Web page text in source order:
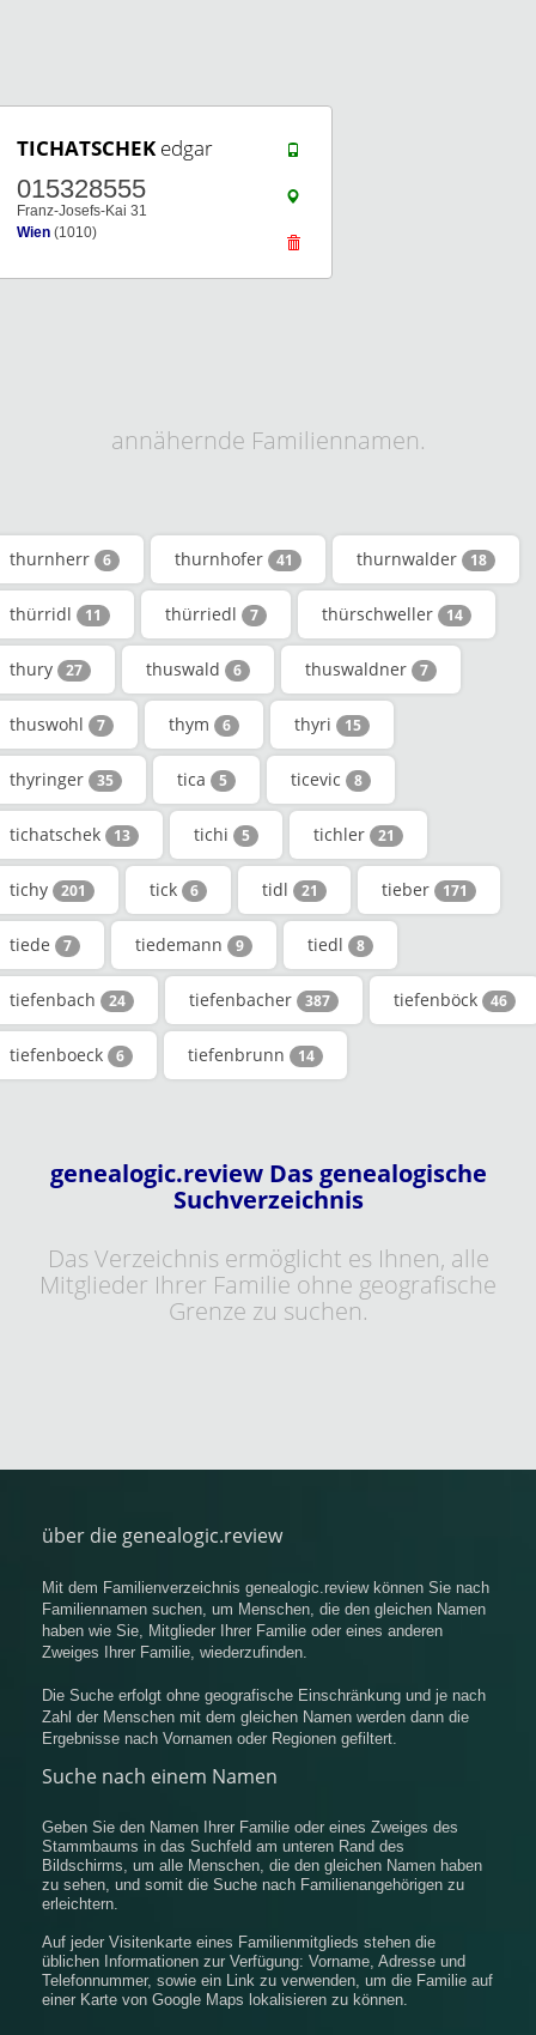
TICHATSCHEK edgar
015328555
Franz-Josefs-Kai 31
Wien (1010)
annähernde Familiennamen.
thurnherr 6 thurnhofer 41 thurnwalder 18
thürridl 11 thürriedl 7 thürschweller 14
thury 27 thuswald 6 thuswaldner 7
thuswohl 7 thym 6 thyri 15
thyringer 35 tica 5 ticevic 8
tichatschek 13 tichi 5 tichler 21
tichy 201 tick 6 tidl 21 tieber 171
tiede 7 tiedemann 9 tiedl 8
tiefenbach 24 tiefenbacher 387 tiefenböck 46
tiefenboeck 6 tiefenbrunn 14
genealogic.review Das genealogische
Suchverzeichnis
Das Verzeichnis ermöglicht es Ihnen, alle
Mitglieder Ihrer Familie ohne geografische
Grenze zu suchen.
über die genealogic.review
Mit dem Familienverzeichnis genealogic.review können Sie nach
Familiennamen suchen, um Menschen, die den gleichen Namen
haben wie Sie, Mitglieder Ihrer Familie oder eines anderen
Zweiges Ihrer Familie, wiederzufinden.
Die Suche erfolgt ohne geografische Einschränkung und je nach
Zahl der Menschen mit dem gleichen Namen werden dann die
Ergebnisse nach Vornamen oder Regionen gefiltert.
Suche nach einem Namen
Geben Sie den Namen Ihrer Familie oder eines Zweiges des
Stammbaums in das Suchfeld am unteren Rand des
Bildschirms, um alle Menschen, die den gleichen Namen haben
zu sehen, und somit die Suche nach Familienangehörigen zu
erleichtern.
Auf jeder Visitenkarte eines Familienmitglieds stehen die
üblichen Informationen zur Verfügung: Vorname, Adresse und
Telefonnummer, sowie ein Link zu verwenden, um die Familie auf
einer Karte von Google Maps lokalisieren zu können.